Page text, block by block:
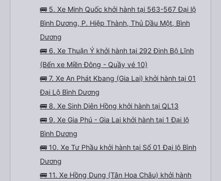
🚌 5. Xe Minh Quốc khởi hành tại 563-567 Đại lộ
Bình Dương, P. Hiệp Thành, Thủ Dầu Một, Bình
Dương
🚌 6. Xe Thuận Ý khởi hành tại 292 Đinh Bộ Lĩnh
(Bến xe Miền Đông - Quầy vé 10)
🚌 7. Xe An Phát Kbang (Gia Lai) khởi hành tại 01
Đại Lộ Bình Dương
🚌 8. Xe Sinh Diên Hồng khởi hành tại QL13
🚌 9. Xe Gia Phú - Gia Lai khởi hành tại 1 Đại lộ
Bình Dương
🚌 10. Xe Tư Phầu khởi hành tại Số 01 Đại lộ Bình
Dương
🚌 11. Xe Hồng Dung (Tân Hoa Châu) khởi hành